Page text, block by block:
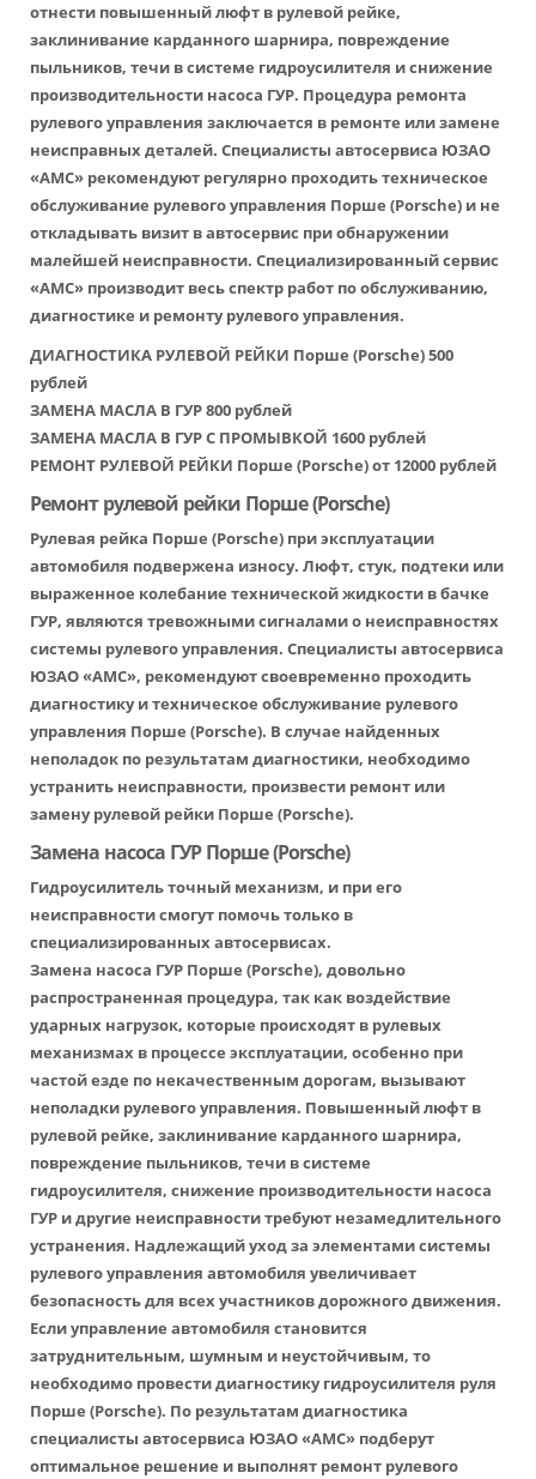
отнести повышенный люфт в рулевой рейке,
заклинивание карданного шарнира, повреждение
пыльников, течи в системе гидроусилителя и снижение
производительности насоса ГУР. Процедура ремонта
рулевого управления заключается в ремонте или замене
неисправных деталей. Специалисты автосервиса ЮЗАО
«АМС» рекомендуют регулярно проходить техническое
обслуживание рулевого управления Порше (Porsche) и не
откладывать визит в автосервис при обнаружении
малейшей неисправности. Специализированный сервис
«АМС» производит весь спектр работ по обслуживанию,
диагностике и ремонту рулевого управления.
ДИАГНОСТИКА РУЛЕВОЙ РЕЙКИ Порше (Porsche) 500
рублей
ЗАМЕНА МАСЛА В ГУР 800 рублей
ЗАМЕНА МАСЛА В ГУР С ПРОМЫВКОЙ 1600 рублей
РЕМОНТ РУЛЕВОЙ РЕЙКИ Порше (Porsche) от 12000 рублей
Ремонт рулевой рейки Порше (Porsche)
Рулевая рейка Порше (Porsche) при эксплуатации
автомобиля подвержена износу. Люфт, стук, подтеки или
выраженное колебание технической жидкости в бачке
ГУР, являются тревожными сигналами о неисправностях
системы рулевого управления. Специалисты автосервиса
ЮЗАО «АМС», рекомендуют своевременно проходить
диагностику и техническое обслуживание рулевого
управления Порше (Porsche). В случае найденных
неполадок по результатам диагностики, необходимо
устранить неисправности, произвести ремонт или
замену рулевой рейки Порше (Porsche).
Замена насоса ГУР Порше (Porsche)
Гидроусилитель точный механизм, и при его
неисправности смогут помочь только в
специализированных автосервисах.
Замена насоса ГУР Порше (Porsche), довольно
распространенная процедура, так как воздействие
ударных нагрузок, которые происходят в рулевых
механизмах в процессе эксплуатации, особенно при
частой езде по некачественным дорогам, вызывают
неполадки рулевого управления. Повышенный люфт в
рулевой рейке, заклинивание карданного шарнира,
повреждение пыльников, течи в системе
гидроусилителя, снижение производительности насоса
ГУР и другие неисправности требуют незамедлительного
устранения. Надлежащий уход за элементами системы
рулевого управления автомобиля увеличивает
безопасность для всех участников дорожного движения.
Если управление автомобиля становится
затруднительным, шумным и неустойчивым, то
необходимо провести диагностику гидроусилителя руля
Порше (Porsche). По результатам диагностика
специалисты автосервиса ЮЗАО «АМС» подберут
оптимальное решение и выполнят ремонт рулевого